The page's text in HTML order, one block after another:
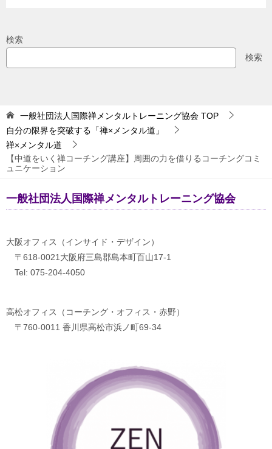
検索
検索
一般社団法人国際禅メンタルトレーニング協会 TOP
自分の限界を突破する「禅×メンタル道」
禅×メンタル道
【中道をいく禅コーチング講座】周囲の力を借りるコーチングコミ
ュニケーション
一般社団法人国際禅メンタルトレーニング協会
大阪オフィス（インサイド・デザイン）
〒618-0021大阪府三島郡島本町百山17-1
Tel: 075-204-4050
高松オフィス（コーチング・オフィス・赤野）
〒760-0011 香川県高松市浜ノ町69-34